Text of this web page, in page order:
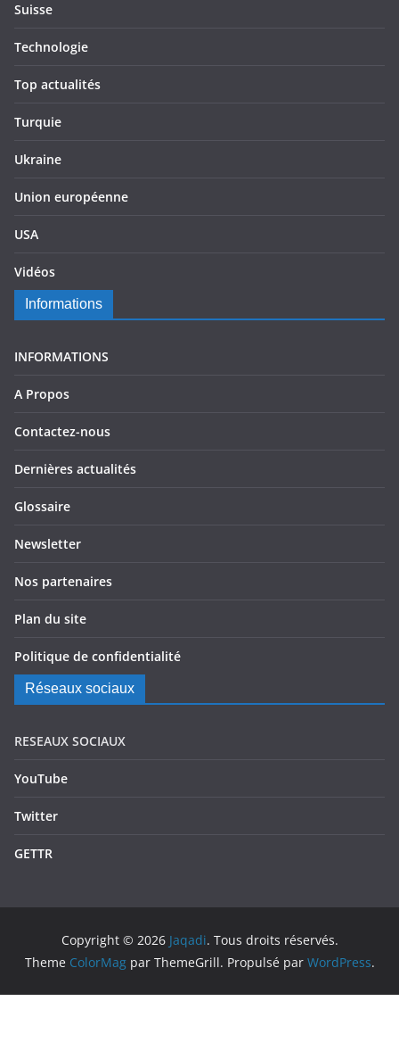
Suisse
Technologie
Top actualités
Turquie
Ukraine
Union européenne
USA
Vidéos
Informations
INFORMATIONS
A Propos
Contactez-nous
Dernières actualités
Glossaire
Newsletter
Nos partenaires
Plan du site
Politique de confidentialité
Réseaux sociaux
RESEAUX SOCIAUX
YouTube
Twitter
GETTR
Copyright © 2026 Jaqadi. Tous droits réservés.
Theme ColorMagpar ThemeGrill. Propulsé par WordPress.